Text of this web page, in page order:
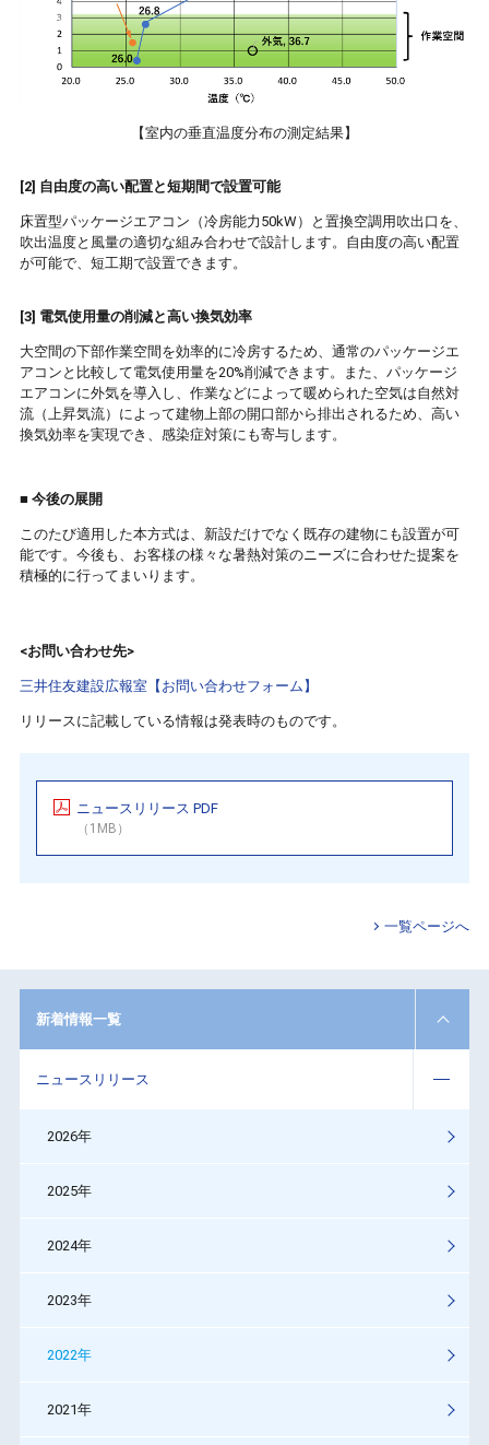
【室内の垂直温度分布の測定結果】
[2] 自由度の高い配置と短期間で設置可能
床置型パッケージエアコン（冷房能力50kW）と置換空調用吹出口を、
吹出温度と風量の適切な組み合わせで設計します。自由度の高い配置
が可能で、短工期で設置できます。
[3] 電気使用量の削減と高い換気効率
大空間の下部作業空間を効率的に冷房するため、通常のパッケージエ
アコンと比較して電気使用量を20%削減できます。また、パッケージ
エアコンに外気を導入し、作業などによって暖められた空気は自然対
流（上昇気流）によって建物上部の開口部から排出されるため、高い
換気効率を実現でき、感染症対策にも寄与します。
■ 今後の展開
このたび適用した本方式は、新設だけでなく既存の建物にも設置が可
能です。今後も、お客様の様々な暑熱対策のニーズに合わせた提案を
積極的に行ってまいります。
<お問い合わせ先>
三井住友建設広報室【お問い合わせフォーム】
リリースに記載している情報は発表時のものです。
ニュースリリース PDF
（1MB）
一覧ページへ
新着情報一覧
ニュースリリース
2026年
2025年
2024年
2023年
2022年
2021年